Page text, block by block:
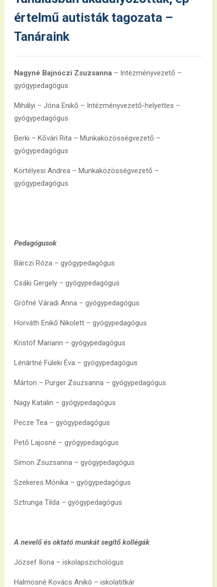
értelmű autisták tagozata –
Tanáraink
Nagyné Bajnóczi Zsuzsanna– Intézményvezető –
gyógypedagógus
Mihályi – Jóna Enikő – Intézményvezető-helyettes –
gyógypedagógus
Berki – Kővári Rita – Munkaközösségvezető –
gyógypedagógus
Körtélyesi Andrea – Munkaközösségvezető –
gyógypedagógus
Pedagógusok
Bárczi Róza – gyógypedagógus
Csáki Gergely – gyógypedagógus
Grófné Váradi Anna – gyógypedagógus
Horváth Enikő Nikolett – gyógypedagógus
Kristóf Mariann – gyógypedagógus
Lénártné Füleki Éva – gyógypedagógus
Márton – Purger Zsuzsanna – gyógypedagógus
Nagy Katalin – gyógypedagógus
Pecze Tea – gyógypedagógus
Pető Lajosné – gyógypedagógus
Simon Zsuzsanna – gyógypedagógus
Szekeres Mónika – gyógypedagógus
Sztrunga Tilda – gyógypedagógus
A nevelő és oktató munkát segítő kollégák
József Ilona – iskolapszichológus
Halmosné Kovács Anikó – iskolatitkár